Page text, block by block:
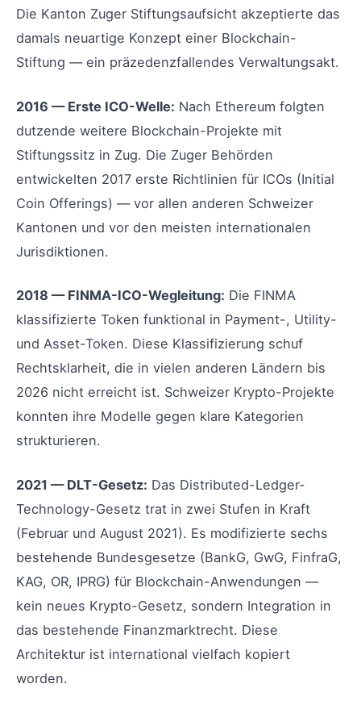
Die Kanton Zuger Stiftungsaufsicht akzeptierte das
damals neuartige Konzept einer Blockchain-
Stiftung — ein präzedenzfallendes Verwaltungsakt.
2016 — Erste ICO-Welle: Nach Ethereum folgten
dutzende weitere Blockchain-Projekte mit
Stiftungssitz in Zug. Die Zuger Behörden
entwickelten 2017 erste Richtlinien für ICOs (Initial
Coin Offerings) — vor allen anderen Schweizer
Kantonen und vor den meisten internationalen
Jurisdiktionen.
2018 — FINMA-ICO-Wegleitung: Die FINMA
klassifizierte Token funktional in Payment-, Utility-
und Asset-Token. Diese Klassifizierung schuf
Rechtsklarheit, die in vielen anderen Ländern bis
2026 nicht erreicht ist. Schweizer Krypto-Projekte
konnten ihre Modelle gegen klare Kategorien
strukturieren.
2021 — DLT-Gesetz: Das Distributed-Ledger-
Technology-Gesetz trat in zwei Stufen in Kraft
(Februar und August 2021). Es modifizierte sechs
bestehende Bundesgesetze (BankG, GwG, FinfraG,
KAG, OR, IPRG) für Blockchain-Anwendungen —
kein neues Krypto-Gesetz, sondern Integration in
das bestehende Finanzmarktrecht. Diese
Architektur ist international vielfach kopiert
worden.